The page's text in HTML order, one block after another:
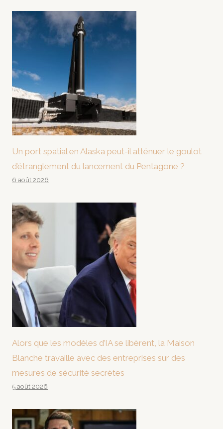
Un port spatial en Alaska peut-il atténuer le goulot
d’étranglement du lancement du Pentagone ?
6 août 2026
Alors que les modèles d’IA se libèrent, la Maison
Blanche travaille avec des entreprises sur des
mesures de sécurité secrètes
5 août 2026